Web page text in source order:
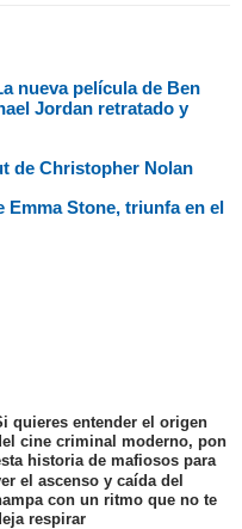
nueva película de Ben
Jordan retratado y
de Christopher Nolan
Emma Stone, triunfa en el
quieres entender el origen
cine criminal moderno, pon
historia de mafiosos para
el ascenso y caída del
con un ritmo que no te
respirar